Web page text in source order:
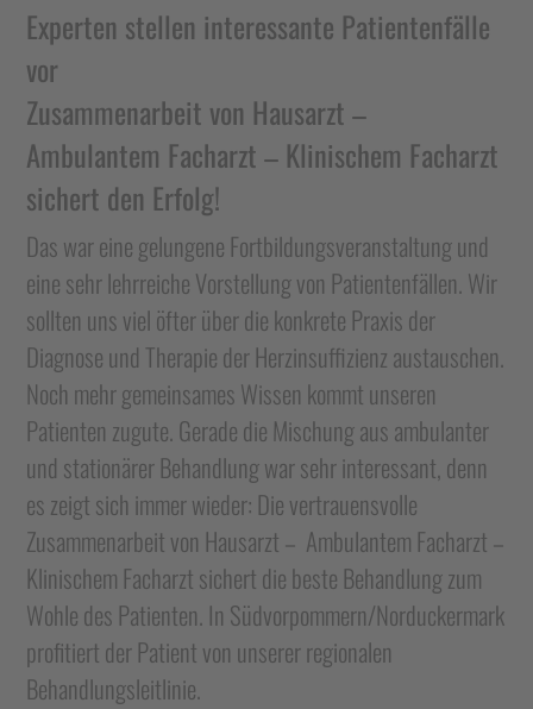
Experten stellen interessante Patientenfälle
vor
Zusammenarbeit von Hausarzt –
Ambulantem Facharzt – Klinischem Facharzt
sichert den Erfolg!
Das war eine gelungene Fortbildungsveranstaltung und
eine sehr lehrreiche Vorstellung von Patientenfällen. Wir
sollten uns viel öfter über die konkrete Praxis der
Diagnose und Therapie der Herzinsuffizienz austauschen.
Noch mehr gemeinsames Wissen kommt unseren
Patienten zugute. Gerade die Mischung aus ambulanter
und stationärer Behandlung war sehr interessant, denn
es zeigt sich immer wieder: Die vertrauensvolle
Zusammenarbeit von Hausarzt – Ambulantem Facharzt –
Klinischem Facharzt sichert die beste Behandlung zum
Wohle des Patienten. In Südvorpommern/Norduckermark
profitiert der Patient von unserer regionalen
Behandlungsleitlinie.